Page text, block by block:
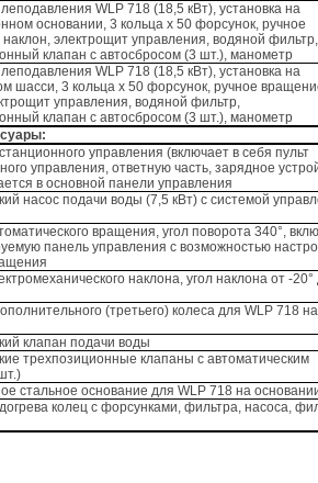
WLP 718 (18,5 кВт), установка на
основании, 3 кольца х 50 форсунок, ручное
электрощит управления, водяной фильтр,
клапан с автосбросом (3 шт.), манометр
WLP 718 (18,5 кВт), установка на
шасси, 3 кольца х 50 форсунок, ручное
управления, водяной фильтр,
клапан с автосбросом (3 шт.), манометр
управления (включает в себя пульт
управления, ответную часть, зарядное
в основной панели управления
насос подачи воды (7,5 кВт) с системой
вращения, угол поворота 340°,
панель управления с возможностью
наклона, угол наклона от -20°
(третьего) колеса для WLP 718 на
клапан подачи воды
трехпозиционные клапаны с автоматическим
стальное основание для WLP 718 на
колец с форсунками, фильтра, насоса,